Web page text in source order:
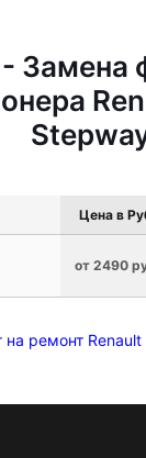
Замена
Цена в
от 2490
на ремонт